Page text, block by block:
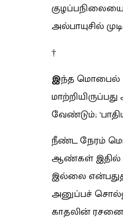
அல்பாயுசில்
†
இந்த மொபைல்
வேண்டும்;
நீண்ட நேரம்
ஆண்கள் இதில்
இல்லை
அனுப்பச்
காதலின்